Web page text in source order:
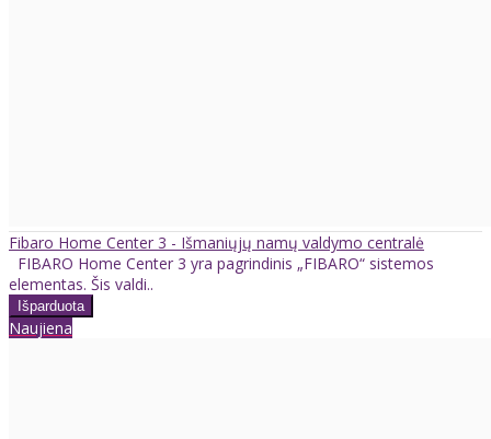
Fibaro Home Center 3 - Išmaniųjų namų valdymo centralė
FIBARO Home Center 3 yra pagrindinis „FIBARO“ sistemos
elementas. Šis valdi..
Naujiena